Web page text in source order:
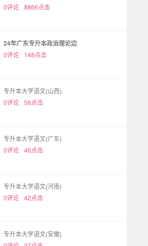
0评论 8866点击
24年广东专升本政治理论边
0评论 148点击
专升本大学语文(山西)
0评论 56点击
专升本大学语文(广东)
0评论 46点击
专升本大学语文(河南)
0评论 42点击
专升本大学语文(安徽)